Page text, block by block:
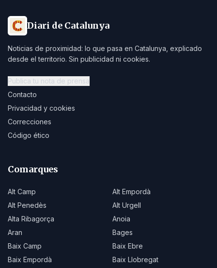
Diari de Catalunya
Noticias de proximidad: lo que pasa en Catalunya, explicado
desde el territorio. Sin publicidad ni cookies.
Publica tu nota de prensa
Contacto
Privacidad y cookies
Correcciones
Código ético
Comarques
Alt Camp
Alt Empordà
Alt Penedès
Alt Urgell
Alta Ribagorça
Anoia
Aran
Bages
Baix Camp
Baix Ebre
Baix Empordà
Baix Llobregat